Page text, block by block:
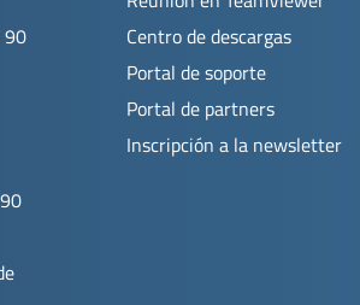
90
Centro de descargas
Portal de soporte
Portal de partners
Inscripción a la newsletter